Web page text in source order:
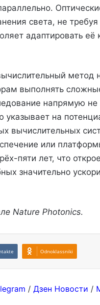
света, не
адаптировать её
метод
выполнять
напрямую не
указывает на
вычислительных
или
пяти лет, что
значительно
Nature Photonics.
Odnoklassniki
/ Дзен Новости /